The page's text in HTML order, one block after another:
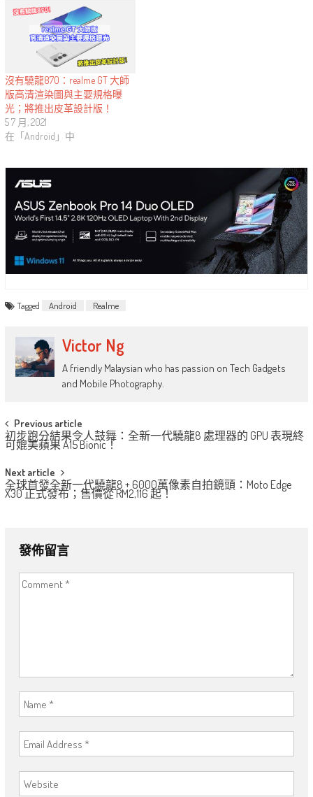
沒有驍龍870：realme GT 大師
版高清渲染圖與主要規格曝
光；將推出皮革設計版！
5 7 月, 2021
在「Android」中
Tagged Android Realme
Victor Ng
A friendly Malaysian who has passion on Tech Gadgets
and Mobile Photography.
Post
navigation
Previous article
初步跑分結果令人鼓舞：全新一代驍龍8 處理器的 GPU 表現終
可媲美蘋果 A15 Bionic！
Next article
全球首發全新一代驍龍8 + 6000萬像素自拍鏡頭：Moto Edge
X30 正式發布；售價從 RM2,116 起！
發佈留言